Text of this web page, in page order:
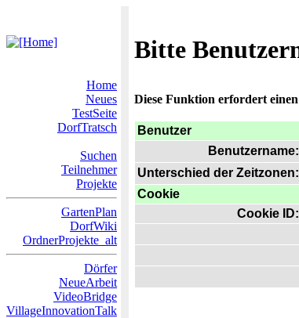
Bitte
Home
Neues
TestSeite
DorfTratsch
Suchen
Teilnehmer
Projekte
GartenPlan
DorfWiki
OrdnerProjekte_alt
Dörfer
NeueArbeit
VideoBridge
VillageInnovationTalk
Diese Funktion erfordert
Benutzer
Benutzername:
Unterschied der Zeitzonen:
Cookie
Cookie ID: